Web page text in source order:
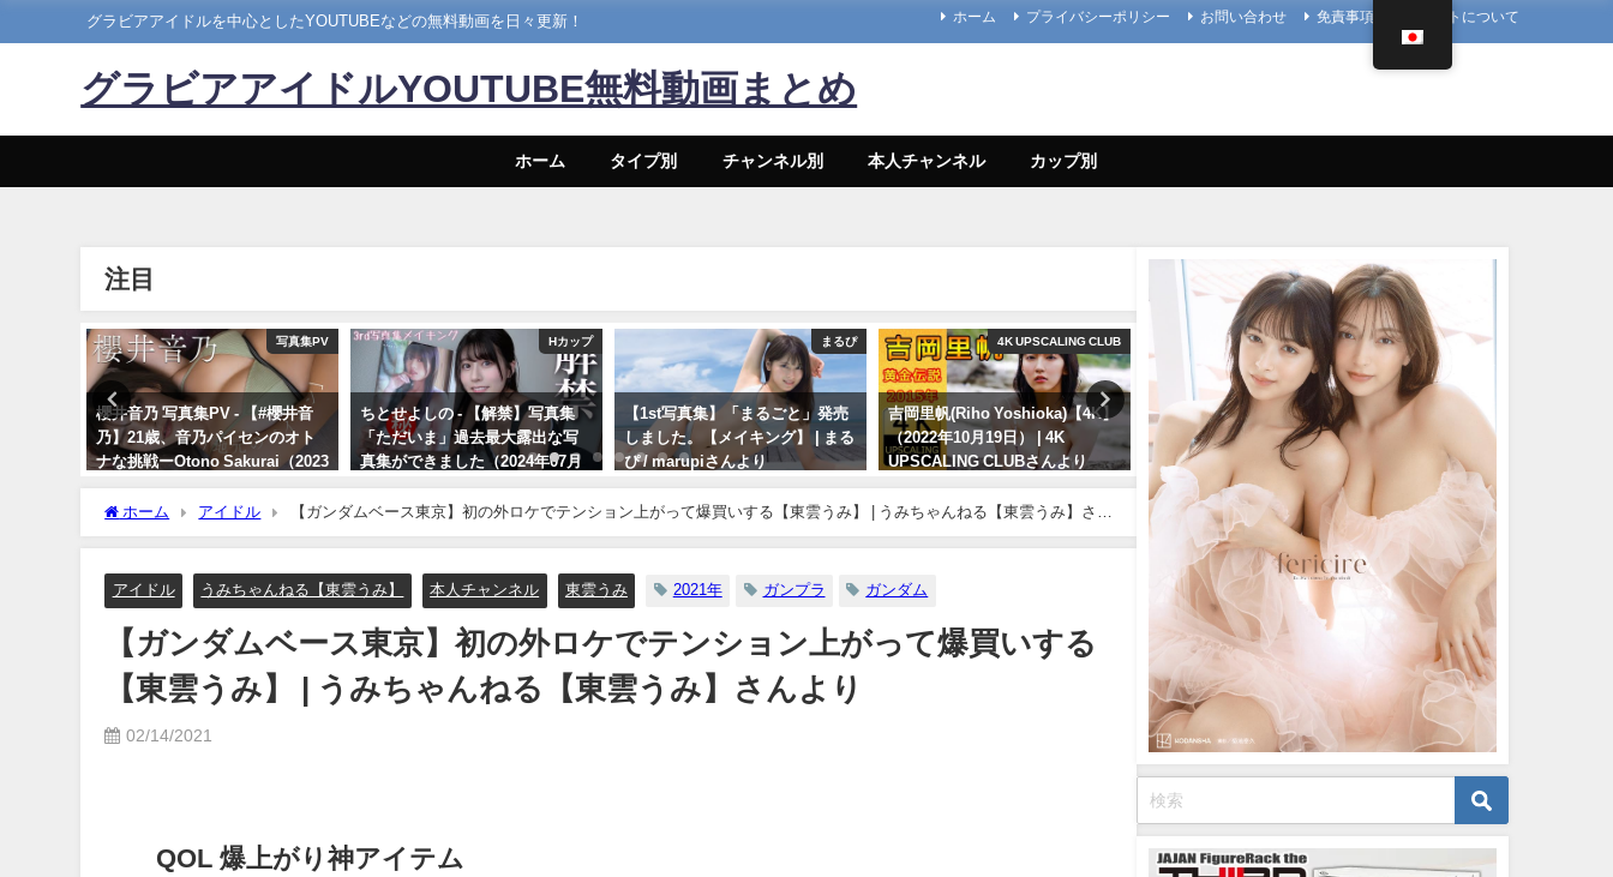
グラビアアイドルを中心としたYOUTUBEなどの無料動画を日々更新！ ホーム プライバシーポリシー お問い合わせ 免責事項 当サイトについて
グラビアアイドルYOUTUBE無料動画まとめ
ホーム タイプ別 チャンネル別 本人チャンネル カップ別
注目
写真集PV
櫻井音乃 写真集PV - 【#櫻井音
乃】21歳、音乃パイセンのオト
ナな挑戦ーOtono Sakurai（2023
年12月20日） | 週プレ
Channel【集英社 週刊プレイボ
ーイ公式】さんより
Hカップ
ちとせよしの - 【解禁】写真集
「ただいま」過去最大露出な写
真集ができました（2024年07月
26日） | よしのんチャンネルさん
より
まるぴ
【1st写真集】「まるごと」発売
しました。【メイキング】 | まる
ぴ / marupiさんより
4K UPSCALING CLUB
吉岡里帆(Riho Yoshioka)【4K】
（2022年10月19日） | 4K
UPSCALING CLUBさんより
メイキング
菊地姫奈 - 【2023/12/18発売！週
プレNo.1・2付録DVDチラ見せ
♪】『グラジャパ！』ならDVDが
視聴できる♪ #菊地姫奈 Hina
Kikuchi（2023年12月15日） | 週
プレChannel【集英社 週刊プレ
イボーイ公式】さんより
12/15/2023
【兒玉遥公式】はるっぴち
兒玉遥（2022年11月27日）
だまちゃんねる【公式】さ
11/27/2022
ホーム アイドル
【ガンダムベース東京】初の外ロケでテンション上がって爆買いする【東雲うみ】 | うみちゃんねる【東雲うみ】さん
より
アイドル うみちゃんねる【東雲うみ】 本人チャンネル 東雲うみ 2021年 ガンプラ ガンダム
【ガンダムベース東京】初の外ロケでテンション上がって爆買いする
【東雲うみ】 | うみちゃんねる【東雲うみ】さんより
02/14/2021
QOL 爆上がり神アイテム